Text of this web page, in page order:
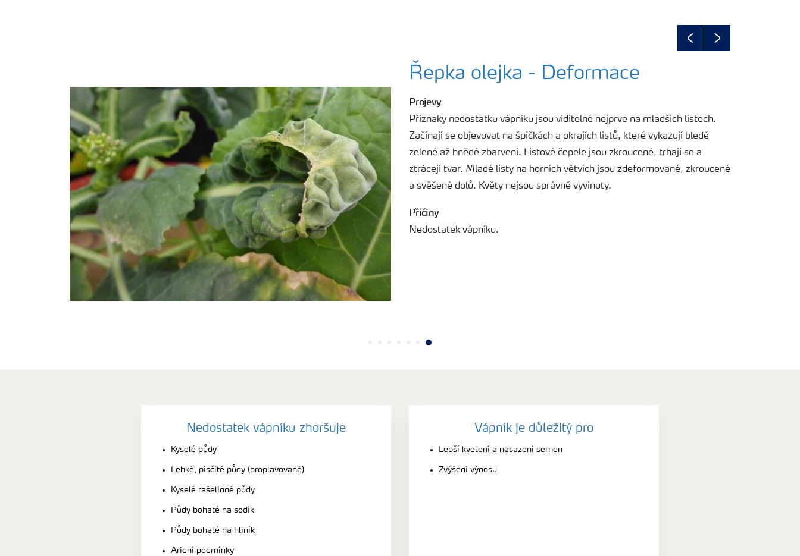
PreviousNext
Řepka olejka - Deformace
Projevy
Příznaky nedostatku vápníku jsou viditelné nejprve na mladších listech.
Začínají se objevovat na špičkách a okrajích listů, které vykazují bledě
zelené až hnědé zbarvení. Listové čepele jsou zkroucené, trhají se a
ztrácejí tvar. Mladé listy na horních větvích jsou zdeformované, zkroucené
a svěšené dolů. Květy nejsou správně vyvinuty.
Příčiny
Nedostatek vápníku.
Nedostatek vápníku zhoršuje
Kyselé půdy
Lehké, písčité půdy (proplavované)
Kyselé rašelinné půdy
Půdy bohaté na sodík
Půdy bohaté na hliník
Aridní podmínky
Vápník je důležitý pro
Lepší kvetení a nasazení semen
Zvýšení výnosu